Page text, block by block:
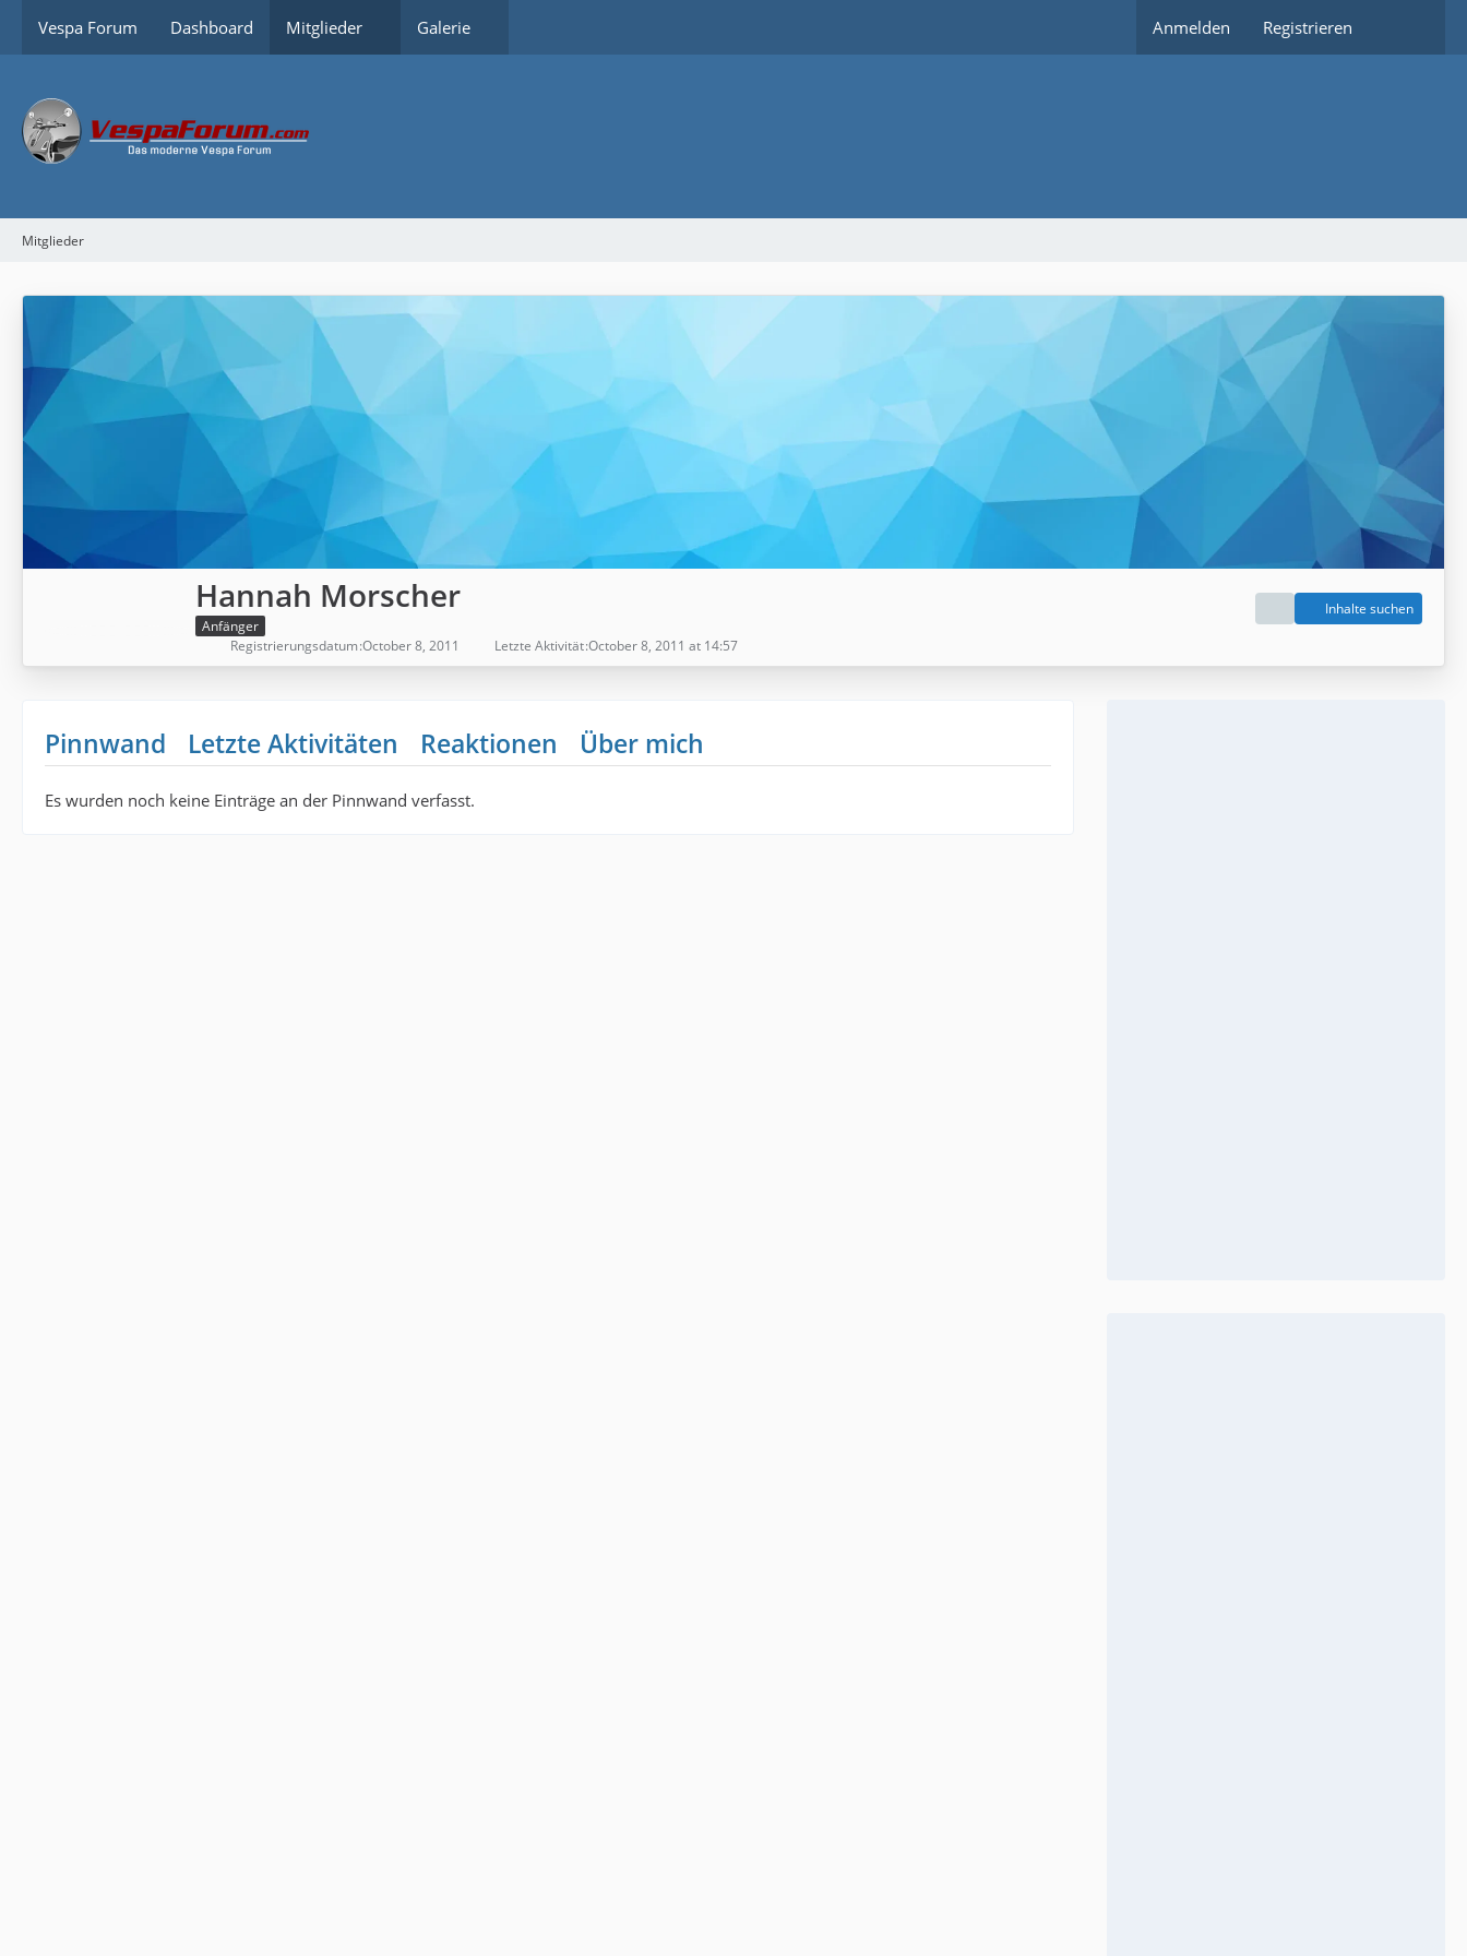
Vespa Forum Dashboard Mitglieder Galerie Anmelden Registrieren
Mitglieder
Hannah Morscher
Anfänger
Inhalte suchen
Registrierungsdatum October 8, 2011 Letzte Aktivität October 8, 2011 at 14:57
Pinnwand Letzte Aktivitäten Reaktionen Über mich
Es wurden noch keine Einträge an der Pinnwand verfasst.